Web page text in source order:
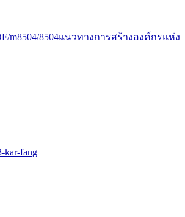
m8504/8504แนวทางการสร้างองค์กรแห่ง
kar-fang